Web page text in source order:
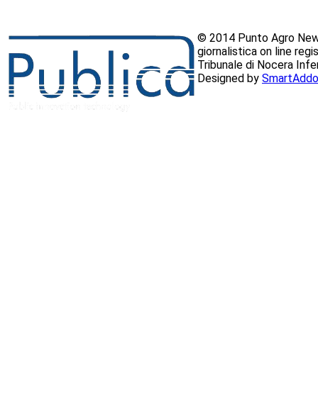
© 2014 Punto Agro
giornalistica on line
Tribunale di Nocera
Designed by